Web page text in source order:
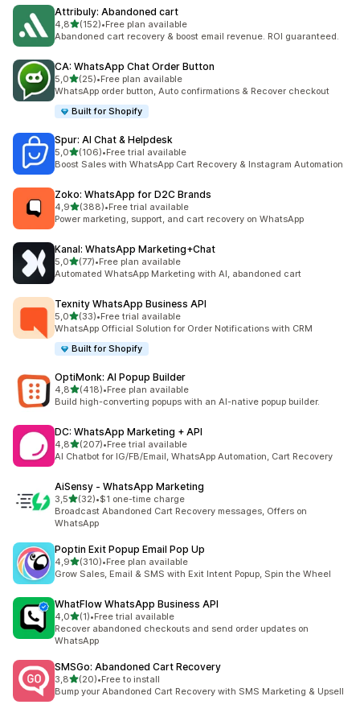
Attribuly: Abandoned cart
4,8de 5 estrelas
(152)
152 total de avaliações
•Free plan available
Abandoned cart recovery & boost email revenue. ROI guaranteed.
CA: WhatsApp Chat Order Button
5,0de 5 estrelas
(25)
25 total de avaliações
•Free plan available
WhatsApp order button, Auto confirmations & Recover checkout
Built for Shopify
Spur: AI Chat & Helpdesk
5,0de 5 estrelas
(106)
106 total de avaliações
•Free trial available
Boost Sales with WhatsApp Cart Recovery & Instagram Automation
Zoko: WhatsApp for D2C Brands
4,9de 5 estrelas
(388)
388 total de avaliações
•Free trial available
Power marketing, support, and cart recovery on WhatsApp
Kanal: WhatsApp Marketing+Chat
5,0de 5 estrelas
(77)
77 total de avaliações
•Free plan available
Automated WhatsApp Marketing with AI, abandoned cart
Texnity WhatsApp Business API
5,0de 5 estrelas
(33)
33 total de avaliações
•Free trial available
WhatsApp Official Solution for Order Notifications with CRM
Built for Shopify
OptiMonk: AI Popup Builder
4,8de 5 estrelas
(418)
418 total de avaliações
•Free plan available
Build high-converting popups with an AI-native popup builder.
DC: WhatsApp Marketing + API
4,8de 5 estrelas
(207)
207 total de avaliações
•Free trial available
AI Chatbot for IG/FB/Email, WhatsApp Automation, Cart Recovery
AiSensy ‑ WhatsApp Marketing
3,5de 5 estrelas
(32)
32 total de avaliações
•$1 one-time charge
Broadcast Abandoned Cart Recovery messages, Offers on
WhatsApp
Poptin Exit Popup Email Pop Up
4,9de 5 estrelas
(310)
310 total de avaliações
•Free plan available
Grow Sales, Email & SMS with Exit Intent Popup, Spin the Wheel
WhatFlow WhatsApp Business API
4,0de 5 estrelas
(1)
1 total de avaliações
•Free trial available
Recover abandoned checkouts and send order updates on
WhatsApp
SMSGo: Abandoned Cart Recovery
3,8de 5 estrelas
(20)
20 total de avaliações
•Free to install
Bump your Abandoned Cart Recovery with SMS Marketing & Upsell